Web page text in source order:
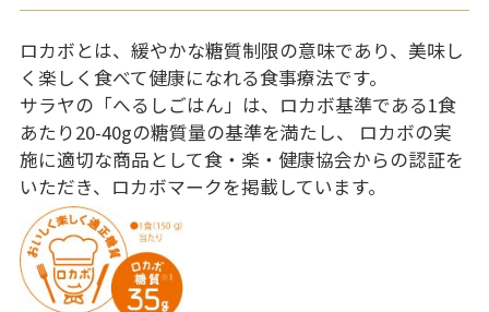
ロカボとは、緩やかな糖質制限の意味であり、美味し
く楽しく食べて健康になれる食事療法です。
サラヤの「へるしごはん」は、ロカボ基準である1食
あたり20-40gの糖質量の基準を満たし、 ロカボの実
施に適切な商品として食・楽・健康協会からの認証を
いただき、ロカボマークを掲載しています。